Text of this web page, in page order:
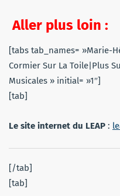
Aller plus loin :
[tabs tab_names= »Marie-
Cormier Sur La Toile|Plus
Musicales » initial= »1″]
[tab]
Le site internet du LEAP :
[/tab]
[tab]